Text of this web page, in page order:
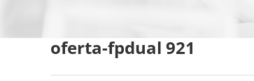
oferta-fpdual 921